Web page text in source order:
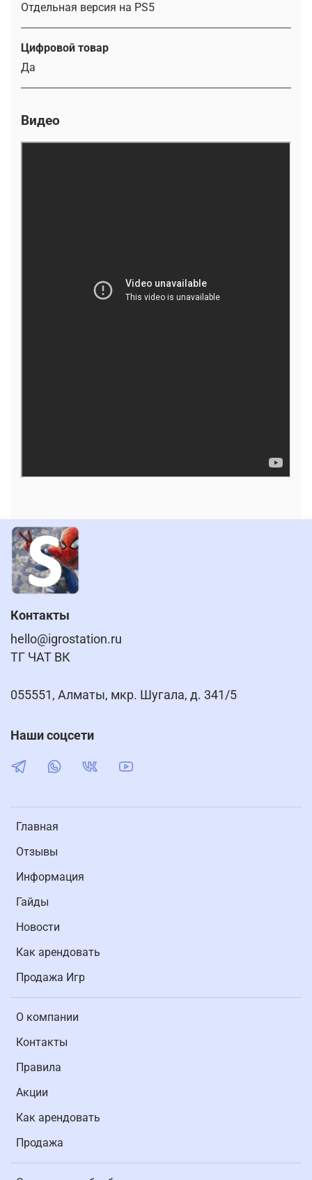
Отдельная версия на PS5
Цифровой товар
Да
Видео
Главная
Отзывы
Информация
Гайды
Новости
Как арендовать
Продажа Игр
О компании
Контакты
Правила
Акции
Как арендовать
Продажа
Контакты
hello@igrostation.ru
ТГ ЧАТ ВК
055551, Алматы, мкр. Шугала, д. 341/5
Наши соцсети